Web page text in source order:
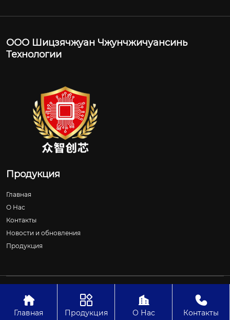
ООО Шицзячжуан Чжунчжичуансинь
Технологии
Продукция
Главная
О Нас
Контакты
Новости и обновления
Продукция
Технологии

Главная

Продукция

О Нас

Контакты